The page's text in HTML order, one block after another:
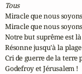
Tous
Miracle que nous
Miracle que nous
Notre but suprême est
Résonne jusqu'à la
Cri de guerre de la terre
Godefroy et Jérusalem !